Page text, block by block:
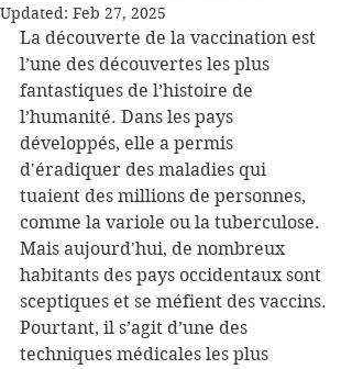
Updated: Feb 27, 2025
La découverte de la vaccination est
l’une des découvertes les plus
fantastiques de l’histoire de
l’humanité. Dans les pays
développés, elle a permis
d'éradiquer des maladies qui
tuaient des millions de personnes,
comme la variole ou la tuberculose.
Mais aujourd'hui, de nombreux
habitants des pays occidentaux sont
sceptiques et se méfient des vaccins.
Pourtant, il s’agit d’une des
techniques médicales les plus